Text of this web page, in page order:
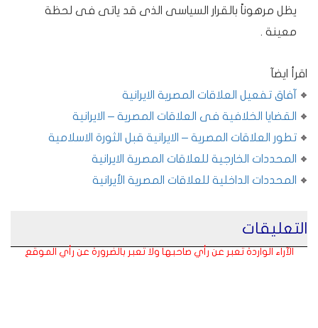
يظل مرهوناً بالقرار السياسى الذى قد ياتى فى لحظة
معينة .
اقرأ ايضآ
آفاق تفعيل العلاقات المصرية الايرانية
القضايا الخلافية فى العلاقات المصرية – الايرانية
تطور العلاقات المصرية – الايرانية قبل الثورة الاسلامية
المحددات الخارجية للعلاقات المصرية الايرانية
المحددات الداخلية للعلاقات المصرية الأيرانية
التعليقات
الآراء الواردة تعبر عن رأي صاحبها ولا تعبر بالضرورة عن رأي الموقع